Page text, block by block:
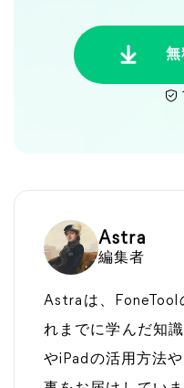
無
Astra
編集者
Astraは、FoneTool
れまでに学んだ知
やiPadの活用方法